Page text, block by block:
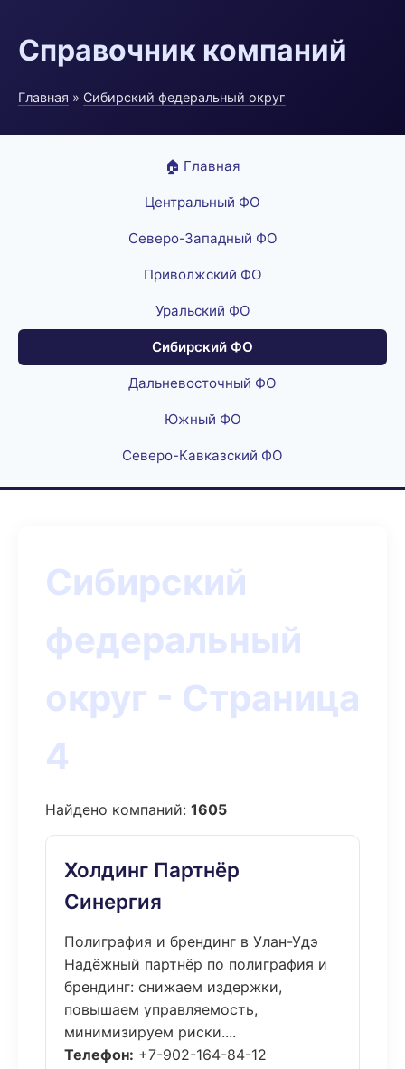
Справочник компаний
Главная » Сибирский федеральный округ
🏠 Главная
Центральный ФО
Северо-Западный ФО
Приволжский ФО
Уральский ФО
Сибирский ФО
Дальневосточный ФО
Южный ФО
Северо-Кавказский ФО
Сибирский
федеральный
округ - Страница
4
Найдено компаний: 1605
Холдинг Партнёр
Синергия
Полиграфия и брендинг в Улан-Удэ
Надёжный партнёр по полиграфия и
брендинг: снижаем издержки,
повышаем управляемость,
минимизируем риски....
Телефон: +7-902-164-84-12